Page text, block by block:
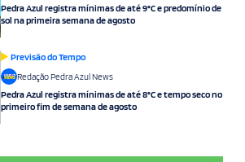
Pedra Azul registra mínimas de até 9°C e predomínio de
sol na primeira semana de agosto
Previsão do Tempo
Redação Pedra Azul News
Pedra Azul registra mínimas de até 8°C e tempo seco no
primeiro fim de semana de agosto